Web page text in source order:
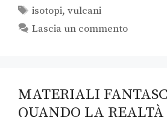
isotopi,vulcani
Lascia un commento
MATERIALI
QUANDO LA